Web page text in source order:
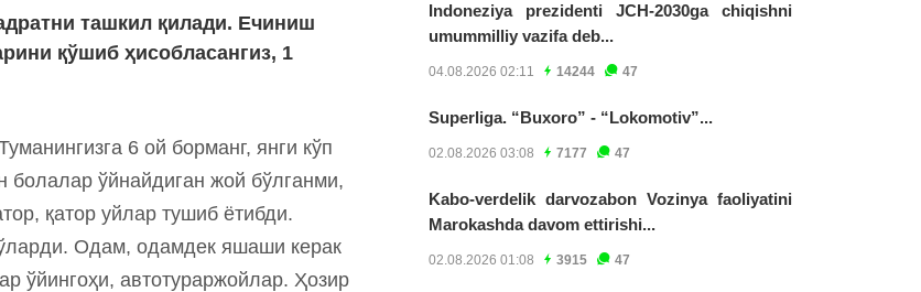
ташкил қилади. Ечиниш
қўшиб ҳисобласангиз, 1
6 ой борманг, янги кўп
болалар ўйнайдиган жой бўлганми,
қатор уйлар тушиб ётибди.
Одам, одамдек яшаши керак
ўйингоҳи, автотураржойлар. Ҳозир
Indoneziya prezidenti JCH-2030ga chiqishni
umummilliy vazifa deb...
04.08.2026 02:11 14244 47
Superliga. “Buxoro” - “Lokomotiv”...
02.08.2026 03:08 7177 47
Kabo-verdelik darvozabon Vozinya faoliyatini
Marokashda davom ettirishi...
02.08.2026 01:08 3915 47